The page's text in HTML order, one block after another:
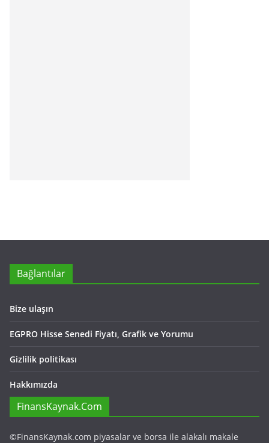
Bağlantılar
Bize ulaşın
EGPRO Hisse Senedi Fiyatı, Grafik ve Yorumu
Gizlilik politikası
Hakkımızda
FinansKaynak.Com
©FinansKaynak.com piyasalar ve borsa ile alakalı makale